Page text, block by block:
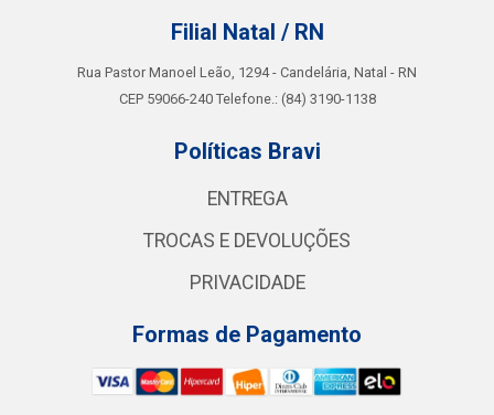
Filial Natal / RN
Rua Pastor Manoel Leão, 1294 - Candelária, Natal - RN
CEP 59066-240 Telefone.: (84) 3190-1138
Políticas Bravi
ENTREGA
TROCAS E DEVOLUÇÕES
PRIVACIDADE
Formas de Pagamento